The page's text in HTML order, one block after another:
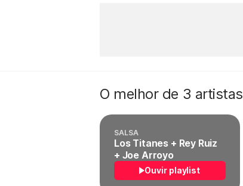
O melhor de 3
SALSA
Los Titanes + Rey Ruiz
+ Joe Arroyo
Ouvir playlist